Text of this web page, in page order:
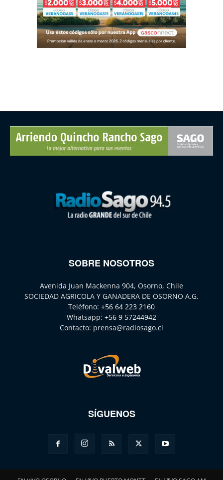
SOBRE NOSOTROS
Avenida Juan Mackenna 904, Osorno, Chile
SOCIEDAD AGRICOLA Y GANADERA DE OSORNO A.G.
Teléfono: +56 64 223 2160
Whatsapp: +56 9 57244942
Contacto: prensa@radiosago.cl
SÍGUENOS